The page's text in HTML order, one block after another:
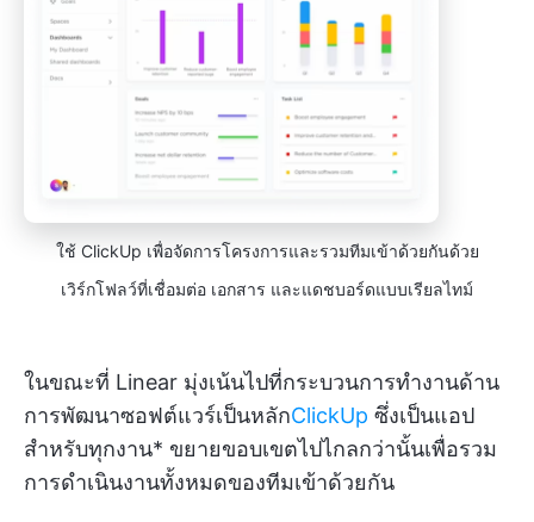
ใช้ ClickUp เพื่อจัดการโครงการและรวมทีมเข้าด้วยกันด้วย
เวิร์กโฟลว์ที่เชื่อมต่อ เอกสาร และแดชบอร์ดแบบเรียลไทม์
ในขณะที่ Linear มุ่งเน้นไปที่กระบวนการทำงานด้าน
การพัฒนาซอฟต์แวร์เป็นหลักClickUp ซึ่งเป็นแอป
สำหรับทุกงาน* ขยายขอบเขตไปไกลกว่านั้นเพื่อรวม
การดำเนินงานทั้งหมดของทีมเข้าด้วยกัน